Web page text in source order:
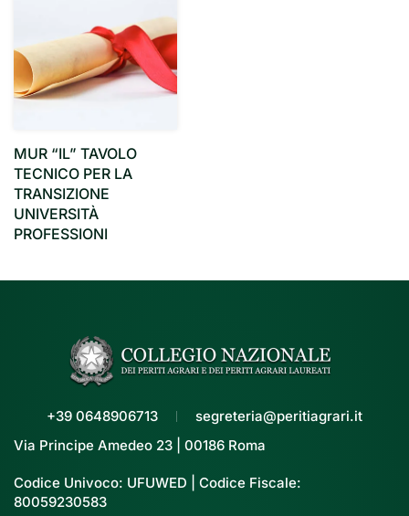
MUR “IL” TAVOLO
TECNICO PER LA
TRANSIZIONE
UNIVERSITÀ
PROFESSIONI
+39 0648906713
segreteria@peritiagrari.it
Via Principe Amedeo 23 | 00186 Roma
Codice Univoco: UFUWED | Codice Fiscale:
80059230583